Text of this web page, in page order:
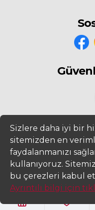
2022 www.fiyatdeposu.com
Hakkı Saklıdır.
Gizlilik ve KVKK
Sizlere daha iyi bir
sitemizden en
faydalanmanızı
kullanıyoruz.
bu çerezleri kabul
Ayrıntılı bilgi için